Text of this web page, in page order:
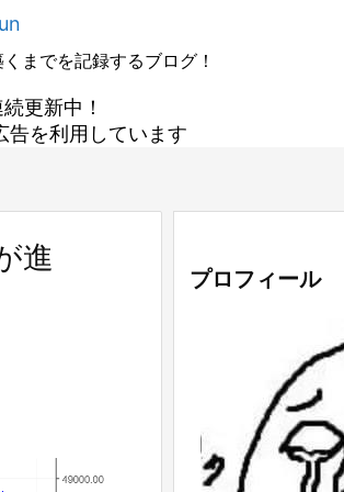
までを記録するブログ！
更新中！
告を利用しています
進
プロフィール